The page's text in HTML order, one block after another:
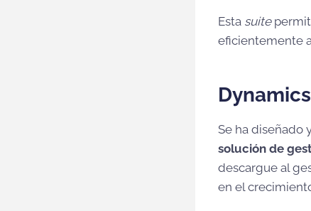
Esta suite
eficientemente
Se ha diseñado
solución de
descargue al
en el